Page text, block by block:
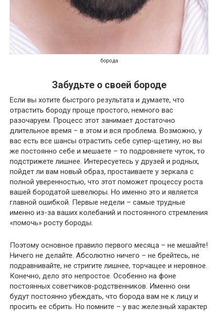
борода
Забудьте о своей бороде
Если вы хотите быстрого результата и думаете, что
отрастить бороду проще простого, немного вас
разочаруем. Процесс этот занимает достаточно
длительное время – в этом и вся проблема. Возможно, у
вас есть все шансы отрастить себе супер-щетину, но вы
же постоянно себе и мешаете – то подровняете чуток, то
подстрижете лишнее. Интересуетесь у друзей и родных,
пойдет ли вам новый образ, простаиваете у зеркала с
полной уверенностью, что этот поможет процессу роста
вашей бородатой шевелюры. Но именно это и является
главной ошибкой. Первые недели – самые трудные
именно из-за ваших колебаний и постоянного стремления
«помочь» росту бороды.
Поэтому основное правило первого месяца – не мешайте!
Ничего не делайте. Абсолютно ничего – не брейтесь, не
подравнивайте, не стригите лишнее, торчащее и неровное.
Конечно, дело это непростое. Особенно на фоне
постоянных советчиков-родственников. Именно они
будут постоянно убеждать, что борода вам не к лицу и
просить ее сбрить. Но помните – у вас железный характер